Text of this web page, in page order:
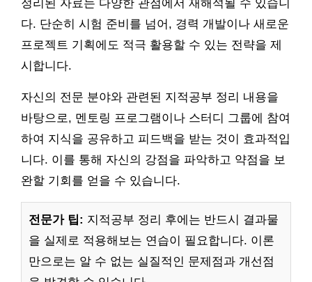
정리된 자료는 다양한 관점에서 재해석될 수 있습니
다. 단순히 시험 준비를 넘어, 경력 개발이나 새로운
프로젝트 기획에도 적극 활용할 수 있는 전략을 제
시합니다.
자신의 전문 분야와 관련된 지적공부 정리 내용을
바탕으로, 멘토링 프로그램이나 스터디 그룹에 참여
하여 지식을 공유하고 피드백을 받는 것이 효과적입
니다. 이를 통해 자신의 강점을 파악하고 약점을 보
완할 기회를 얻을 수 있습니다.
전문가 팁: 지적공부 정리 후에는 반드시 결과물
을 실제로 적용해보는 연습이 필요합니다. 이론
만으로는 알 수 없는 실질적인 문제점과 개선점